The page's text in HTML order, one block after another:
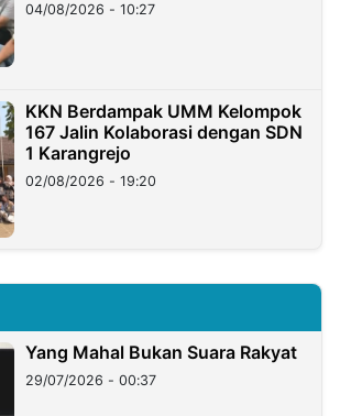
04/08/2026 - 10:27
KKN Berdampak UMM Kelompok
167 Jalin Kolaborasi dengan SDN
1 Karangrejo
02/08/2026 - 19:20
Yang Mahal Bukan Suara Rakyat
29/07/2026 - 00:37